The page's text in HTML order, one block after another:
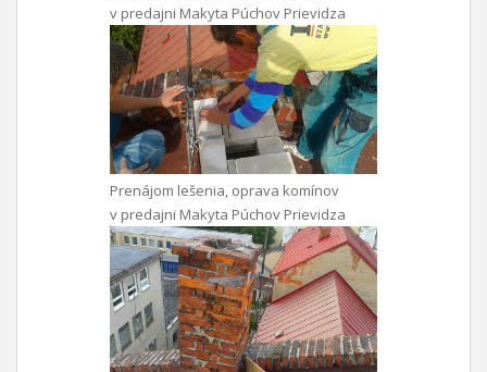
v predajni Makyta Púchov Prievidza
Prenájom lešenia, oprava komínov
v predajni Makyta Púchov Prievidza